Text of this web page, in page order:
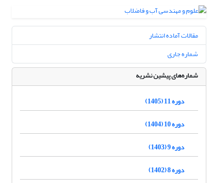
مقالات آماده انتشار
شماره جاری
شماره‌های پیشین نشریه
دوره 11 (1405)
دوره 10 (1404)
دوره 9 (1403)
دوره 8 (1402)